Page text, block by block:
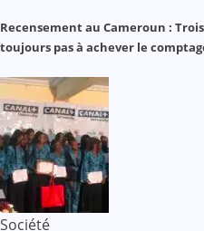
Recensement au Cameroun :
toujours pas à achever le
Société